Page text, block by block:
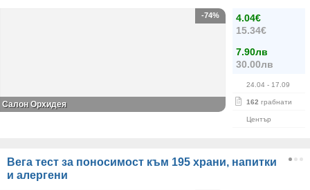
4.04€
15.34€
7.90лв
30.00лв
24.04 - 17.09
162 грабнати
Център
-74%
Салон Орхидея
Вега тест за поносимост към 195 храни, напитки
и алергени